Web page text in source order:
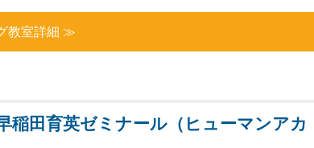
教室詳細 ≫
稲田育英ゼミナール（ヒューマンアカ